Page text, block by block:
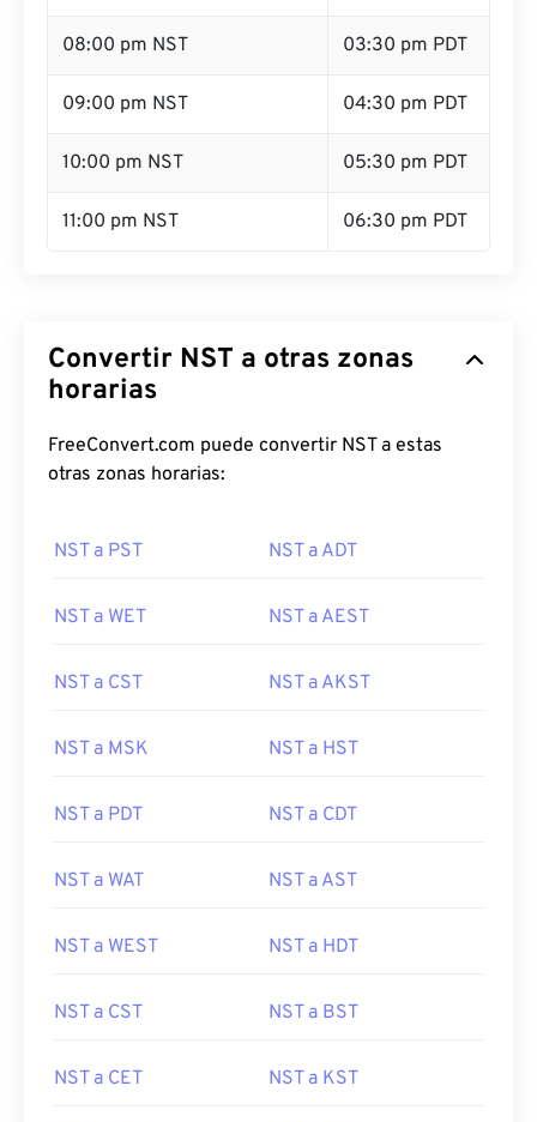
08:00 pm NST 03:30 pm PDT
09:00 pm NST 04:30 pm PDT
10:00 pm NST 05:30 pm PDT
11:00 pm NST 06:30 pm PDT
Convertir NST a otras zonas
horarias
FreeConvert.com puede convertir NST a estas
otras zonas horarias:
NST a PST NST a ADT
NST a WET NST a AEST
NST a CST NST a AKST
NST a MSK NST a HST
NST a PDT NST a CDT
NST a WAT NST a AST
NST a WEST NST a HDT
NST a CST NST a BST
NST a CET NST a KST